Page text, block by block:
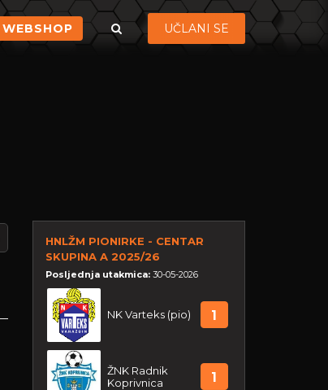
WEBSHOP UČLANI SE
HNLŽM PIONIRKE - CENTAR
SKUPINA A 2025/26
Posljednja utakmica: 30-05-2026
NK Varteks (pio) 1
ŽNK Radnik
Koprivnica
1